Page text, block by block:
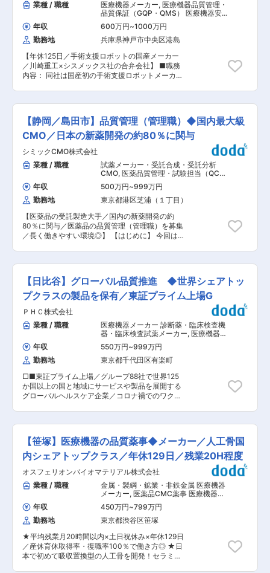
務を担当し、医療機器の信頼性評価・認証・承認
に向けた業務を推進します。さらに、薬機法の改
正に伴う周知活動を行い、社内外への適切な情報
提供と対応策の策定を実施します。 ■ポジション
の魅力 当社が提供する電位治療器「ヘルストロ
ン」は約100年続く製品で業界のパイオニアとし
て確固たる地位を築いております。 また、製品開
発部との距離が近く、お客様からのご意見を製品
開発に取り入れながら、厚い信頼と盤石な技術基
盤を維持しております。 ■組織構成 東京の本社
即戦力でのご活躍を期待しております。 ■働き方
製品開発のスケジュールによって残業時間のばら
つきはございますが、所定労働時間を8時間換算
で残業月10hほどと働きやすい環境が整ってお
り、ワークライフバランスを重視しています。 ■
当社の魅力： 「介護がいらない社会づくり」の邁
進のため、主力製品である理学診療用電位治療器
（電気の力を利用した医療機器）『ヘルストロ
ン』の製造・販売や健康食品の普及に留まらず、
上質の音楽を心地よい空間でお届けする音楽ホー
ル「HakujuHall」の運営、プロスポーツスポンサ
ード(サプライヤー)など様々な角度から人々の健
康を考え続ける企業です。
業種 / 職種 医療機器メーカー, 医療機器品質管理・
品質保証（GQP・QMS） 医療機器安
全管理（GVP）
年収 600万円~1000万円
勤務地
兵庫県神戸市中央区港島
【年休125日／手術支援ロボットの国産メーカー
／川崎重工×シスメックス社の合弁会社】 ■職務
内容： 同社は国産初の手術支援ロボットメーカー
（1）国内外の安全管理業務 ・日本、欧州、AP地
域等での市販後監視活動及び行政報告の実施 ・有
害事象等の調査、ヒアリング ・社内外の医療機器
の安全管理教育 ・社内安全管理委員会資料作成及
び説明 （2）海外Repとのコミュニケーション
（3）社内関係部門との連携 ・有害事象発生時の
調査及び品質保証部門との連携 ・リスクマネジメ
ントに関する業務協力 ※ グローバル展開の本格化
により業務拡大が想定され、市販後監視活動及び
行政報告等の安全管理業務に関して新たな構築が
必要となります。 ■募集背景／業務の魅力： ・
手術支援ロボット業界は同社を含む多くの新規参
入企業により市場が活性化しており、また今後、
遠隔手術あるいはAI技術といった先進的な技術の
取り組みも進められる中で、安全使用の重要性も
増大しています。国内においては、国産ロボット
活動等の安全管理業務についても新たに構築する
国や地域が増大すると予想される中、知識と経
験、新規立上げに意欲のある方を求めます。 ・ご
自身の活躍のフィールドをグローバルへ広げてい
くことが可能です。また、医療機器業界における
先進的な遠隔やAI技術に触れ知識の向上が可能で
あり、様々なポジション(薬事、臨床開発、クリニ
カルコーディネーター、マーケティング等)に挑戦
することも可能です。 ■製品に関して 同社は
2020年に「hinotori」という製品名で国産として
初めて手術支援ロボットの発売を開始しました。
hinotorは手術に求められる術者の微細な動きを実
現する手術支援ロボットとして開発され、現在で
域の手術に使用されます。 特長として ・スムー
ズでスマートな操作性 ・日本の手術室に対応した
価 が挙げられます。5Gを活用した遠隔手術の実
証実験の成功させるなど実用化に向けて日々取り
組んでおります。 変更の範囲：会社の定める業務
【静岡／島田市】品質管理（管理職）◆国内最大級
CMO／日本の新薬開発の約80％に関与
シミックCMO株式会社
業種 / 職種
試薬メーカー・受託合成・受託分析
CMO, 医薬品質管理・試験担当（QC）
（製造所） 医薬品質保証（QA）（製
造所） 医療機器安全管理（GVP）
年収 500万円~999万円
勤務地
東京都港区芝浦（１丁目）
【医薬品の受託製造大手／国内の新薬開発の約
80％に関与／医薬品の品質管理（管理職）を募集
／長く働きやすい環境◎】 【はじめに】 今回は、
目的としております。 【業務内容】 ■各種試験
検査の計画〜受入検査〜出荷試験 ■新製品、改良
品等の分析法技術移転などの管理業務 ■安定性試
験の管理業務 ■洗浄バリデーションに関する管理
業務 ■分析機器の保全・校正に関する管理業務 ■
標準品・検体・参考品・保管品の保管管理業務 ■
品質管理に関わる諸課題への対応 ■ピープルマネ
ジメント 【魅力ポイント】 ■国内最大規模のサ
ービス／強み： ・国内CRO最多のICCC件数を持
っています。 ・日本で唯一CMC、バイオアナリ
シス、非臨床サービスを提供するCROです。 ・
日本の新薬の約80%に関与しています。 ・
CDMOとしては日本TOP3を誇ります。 ・疾患領
域は、オンコロジー（がん）、中枢神経、自己免
疫領域等、幅広い領域の経験を有しています。 ■
技術・スキルアップ： CDMOは一般的に受託業
ウとスキル、臨床開発を始めとしたグループ総合
力を活かし、総合的なサービスを提供していま
す。 ■長く働きやすい環境： 残業時間は全社平
均16時間程度、完全週休2日と、ワークライフバ
ランスを整えやすい環境です。 産休育休制度やケ
アリーブ制度（お子様の病気療養や学校行事参加
等で取得できる1時間単位の有給）など、子育て
中の方でも長期就業いただける体制が整っていま
す。 【配属先について】 今回は静岡工場で勤務
いただきます。 固形剤、注射剤、ハードカプセル
剤など様々な剤形を扱っており、品質も非常に高
いとの評判の工場です。 ※同社は「静岡工場」
「富山工場」「足利工場」「西根工場」の4拠点
【日比谷】グローバル品質推進 ◆世界シェアトッ
プクラスの製品を保有／東証プライム上場G
ＰＨＣ株式会社
業種 / 職種
医療機器メーカー 診断薬・臨床検査機
器・臨床検査試薬メーカー, 医療機器品
質管理・品質保証（GQP・QMS） 医
療機器安全管理（GVP）
年収 550万円~999万円
勤務地
東京都千代田区有楽町
□■東証プライム上場／グループ88社で世界125
か国以上の国と地域にサービスや製品を展開する
グローバルヘルスケア企業／コロナ禍でのワクチ
質戦略と品質ガバナンスの企画と推進役を担い、
グループ会社の品質活動の目指すべき姿を定義し
つつ、必要な取り組みを企画し実行、推進してい
く。具体的には、品質基準の遵守支援、品質KPI
のモニタリング、グローバル人財ネットワークの
構築、品質リスク管理の強化を担当する。 （1）
品質ガバナンスの推進： PHCグループの目指す
べき品質の定義や共通言語化をし、グループ全体
に浸透させる。また必要に応じてグローバル品質
戦略を策定し、実行、推進する。 （2）品質KPI
のモニタリングと支援： 品質KPIの策定・分析を
通じてグループ全体の品質価値向上を図り、経営
層や事業部門と連携しながら品質改善の意思決定
を支援する。 （3）グローバル品質ネットワーク
の構築： グローバル拠点との情報共有・意識向上
できる体制を構築し、ネットワークを通じたベス
【笹塚】医療機器の品質薬事◆メーカー／人工骨国
内シェアトップクラス／年休129日／残業20H程度
オスフェリオンバイオマテリアル株式会社
業種 / 職種
金属・製綱・鉱業・非鉄金属 医療機器
メーカー, 医薬品CMC薬事 医療機器品
質管理・品質保証（GQP・QMS） 医
療機器安全管理（GVP）
年収 450万円~799万円
勤務地
東京都渋谷区笹塚
★平均残業月20時間以内×土日祝休み×年休129日
／産休育休取得率・復職率100％で働き方◎ ★日
本で初めて吸収置換型の人工骨を開発！セラミッ